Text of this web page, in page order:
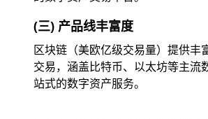
(三) 产品线丰富度
区块链（美欧亿级交易量）提供丰
交易，涵盖比特币、以太坊等主流
站式的数字资产服务。